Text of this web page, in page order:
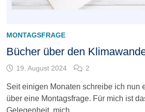
MONTAGSFRAGE
Bücher über den
19. August 2024 2
Seit einigen Monaten schreibe ich nun
über eine Montagsfrage. Für mich ist
Gelegenheit, mich …